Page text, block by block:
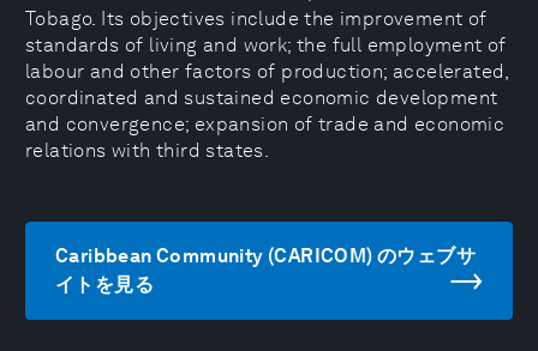
Tobago. Its objectives include the improvement of
standards of living and work; the full employment of
labour and other factors of production; accelerated,
coordinated and sustained economic development
and convergence; expansion of trade and economic
relations with third states.
Caribbean Community (CARICOM) のウェブサ
イトを見る